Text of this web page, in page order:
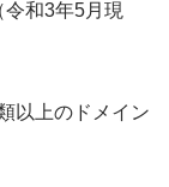
令和3年5月現
以上のドメイン